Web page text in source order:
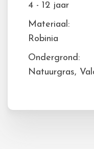
4 - 12 jaar
Materiaal:
Robinia
Ondergrond:
Natuurgras,